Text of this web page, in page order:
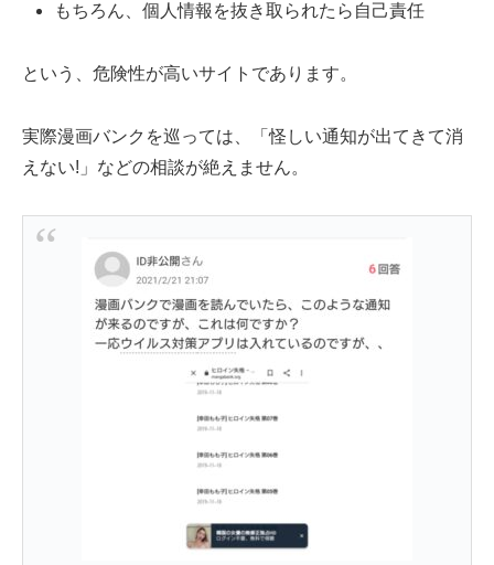
もちろん、個人情報を抜き取られたら自己責任
という、危険性が高いサイトであります。
実際漫画バンクを巡っては、「怪しい通知が出てきて消
えない!」などの相談が絶えません。